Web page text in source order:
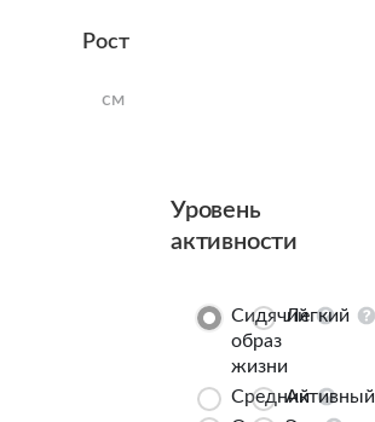
Рост
см
Уровень
активности
Сидячий
образ
жизни
Легкий
СреднийАктивный